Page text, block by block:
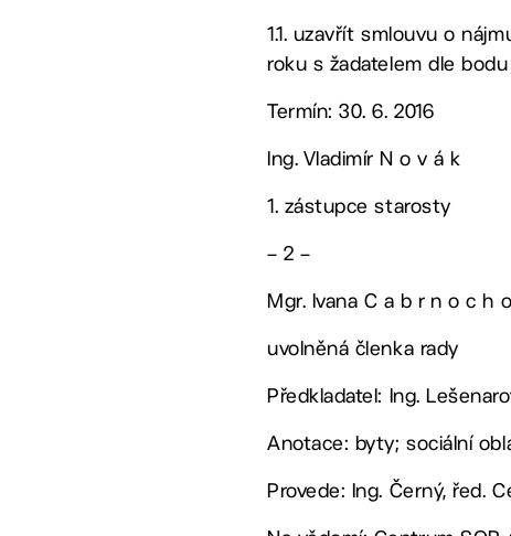
1.1. uzavřít smlouvu o
roku s žadatelem dle
Termín: 30. 6. 2016
Ing. Vladimír N o v á k
1. zástupce starosty
– 2 –
Mgr. Ivana C a b r n o c h
uvolněná členka rady
Předkladatel: Ing.
Anotace: byty; sociální
Provede: Ing. Černý, řed.